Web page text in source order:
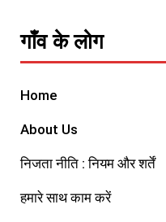
गाँव के लोग
Home
About Us
निजता नीति : नियम और शर्तें
हमारे साथ काम करें